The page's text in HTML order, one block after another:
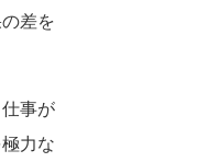
差を
事が
力な